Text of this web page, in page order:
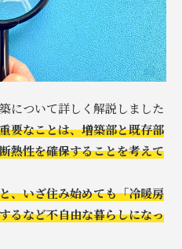
について詳しく解説しました
要なことは、増築部と既存部
熱性を確保することを考えて
、いざ住み始めても「冷暖房
るなど不自由な暮らしになっ